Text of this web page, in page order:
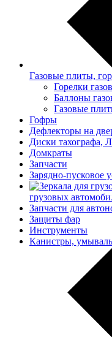
Газовые плиты,
Горелки
Баллоны
Газовые
Гофры
Дефлекторы на
Диски тахографа,
Домкраты
Запчасти
Зарядно-пусковое
грузовых
Запчасти для
Защиты фар
Инструменты
Канистры,